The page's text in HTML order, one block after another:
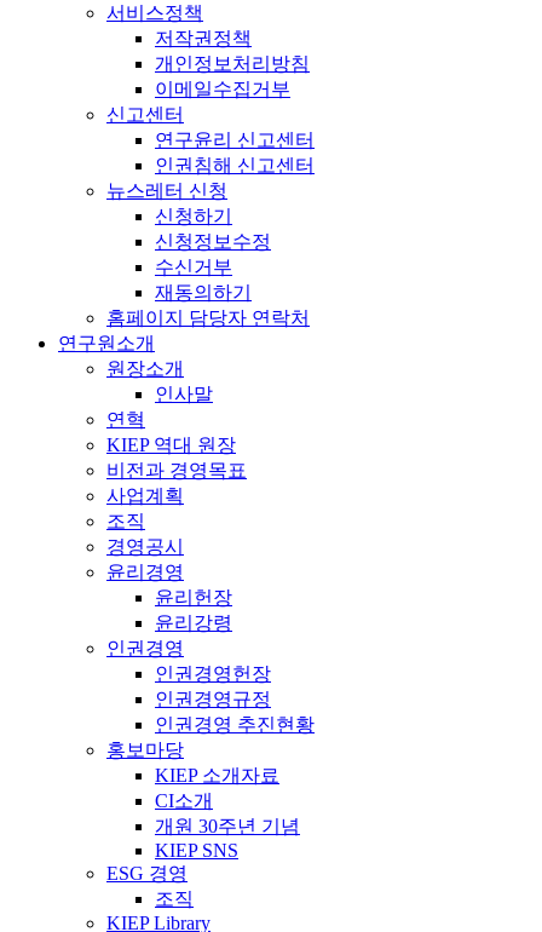
서비스정책
저작권정책
개인정보처리방침
이메일수집거부
신고센터
연구윤리 신고센터
인권침해 신고센터
뉴스레터 신청
신청하기
신청정보수정
수신거부
재동의하기
홈페이지 담당자 연락처
연구원소개
원장소개
인사말
연혁
KIEP 역대 원장
비전과 경영목표
사업계획
조직
경영공시
윤리경영
윤리헌장
윤리강령
인권경영
인권경영헌장
인권경영규정
인권경영 추진현황
홍보마당
KIEP 소개자료
CI소개
개원 30주년 기념
KIEP SNS
ESG 경영
조직
KIEP Library